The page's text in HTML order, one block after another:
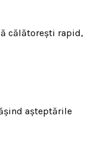
călătorești rapid,
așteptările